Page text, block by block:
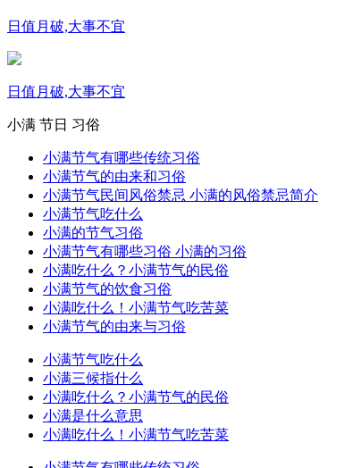
日值月破,大事不宜
日值月破,大事不宜
小满 节日 习俗
小满节气有哪些传统习俗
小满节气的由来和习俗
小满节气民间风俗禁忌 小满的风俗禁忌简介
小满节气吃什么
小满的节气习俗
小满节气有哪些习俗 小满的习俗
小满吃什么？小满节气的民俗
小满节气的饮食习俗
小满吃什么！小满节气吃苦菜
小满节气的由来与习俗
小满节气吃什么
小满三候指什么
小满吃什么？小满节气的民俗
小满是什么意思
小满吃什么！小满节气吃苦菜